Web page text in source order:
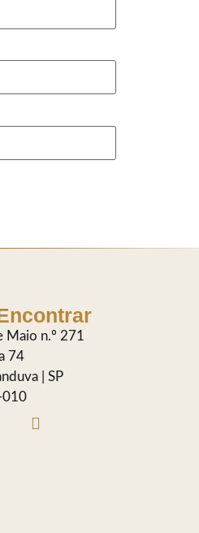
Maio n.º 271
74
| SP
010